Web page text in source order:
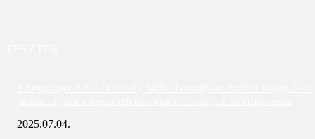
2025.07.04.